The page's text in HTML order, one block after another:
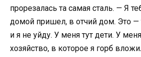
прорезалась та самая сталь. — Я
домой пришел, в отчий дом. Это —
и я не уйду. У меня тут дети. У
хозяйство, в которое я горб